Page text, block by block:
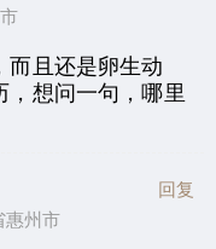
而且还是卵生动
想问一句，哪里
州市
回复